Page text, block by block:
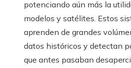
potenciando aún más la
modelos y satélites. Estos
aprenden de grandes
datos históricos y detectan
que antes pasaban